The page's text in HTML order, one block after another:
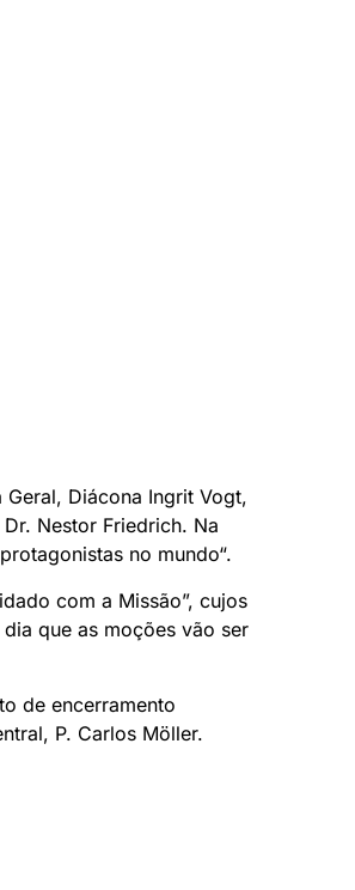
Diácona Ingrit Vogt,
Nestor Friedrich. Na
no mundo“.
com a Missão”, cujos
que as moções vão ser
de encerramento
P. Carlos Möller.